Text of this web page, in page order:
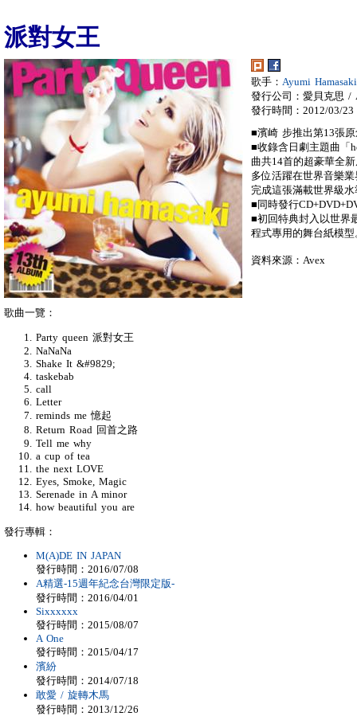
派對女王
歌手： Ayumi
發行公司：愛貝克思 /
發行時間：2012/03/23
■濱崎 步推出第13張
■收錄含日劇主題曲「
曲共14首的超豪華全
多位活躍在世界音樂
完成這張滿載世界級
■同時發行
■初回特典封入以世界
程式專用的舞台紙模型
資料來源：Avex
歌曲一覽：
Party queen 派對女王
NaNaNa
Shake It &#9829;
taskebab
call
Letter
reminds me 憶起
Return Road 回首之路
Tell me why
a cup of tea
the next LOVE
Eyes, Smoke, Magic
Serenade in A minor
how beautiful you are
發行專輯：
M(A)DE IN JAPAN
發行時間：2016/07/08
A精選-15週年紀念台灣限定版-
發行時間：2016/04/01
Sixxxxxx
發行時間：2015/08/07
A One
發行時間：2015/04/17
濱紛
發行時間：2014/07/18
敢愛 / 旋轉木馬
發行時間：2013/12/26